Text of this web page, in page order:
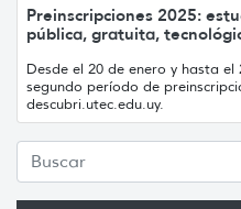
Preinscripciones 2025:
pública, gratuita,
Desde el 20 de enero y hasta
segundo período de
descubri.utec.edu.uy.